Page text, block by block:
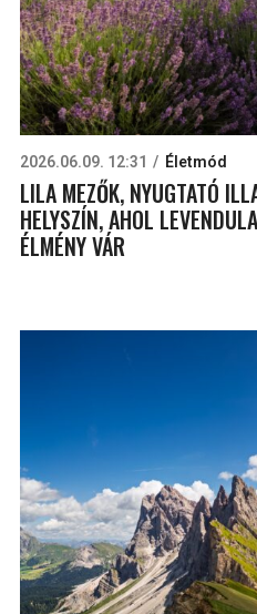
2026.06.09. 12:31 Életmód
LILA MEZŐK, NYUGTATÓ
HELYSZÍN, AHOL
ÉLMÉNY VÁR